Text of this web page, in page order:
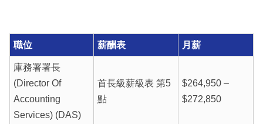
職位 薪酬表 月薪
庫務署署長
(Director Of
Accounting
Services) (DAS)
首長級薪級表 第5
點
$264,950 –
$272,850